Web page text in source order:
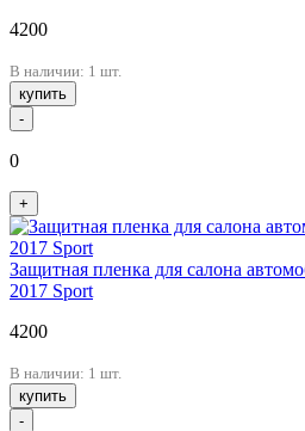
4200
В наличии: 1 шт.
купить
-
0
+
Защитная пленка для салона
2017 Sport
4200
В наличии: 1 шт.
купить
-